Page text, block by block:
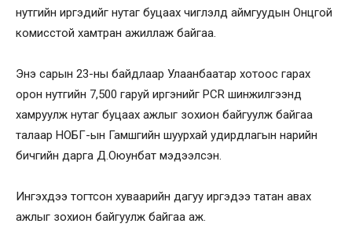
нутгийн иргэдийг нутаг буцаах чиглэлд аймгуудын Онцгой
комисстой хамтран ажиллаж байгаа.
Энэ сарын 23-ны байдлаар Улаанбаатар хотоос гарах
орон нутгийн 7,500 гаруй иргэнийг PCR шинжилгээнд
хамруулж нутаг буцаах ажлыг зохион байгуулж байгаа
талаар НОБГ-ын Гамшгийн шуурхай удирдлагын нарийн
бичгийн дарга Д.Оюунбат мэдээлсэн.
Ингэхдээ тогтсон хуваарийн дагуу иргэдээ татан авах
ажлыг зохион байгуулж байгаа аж.